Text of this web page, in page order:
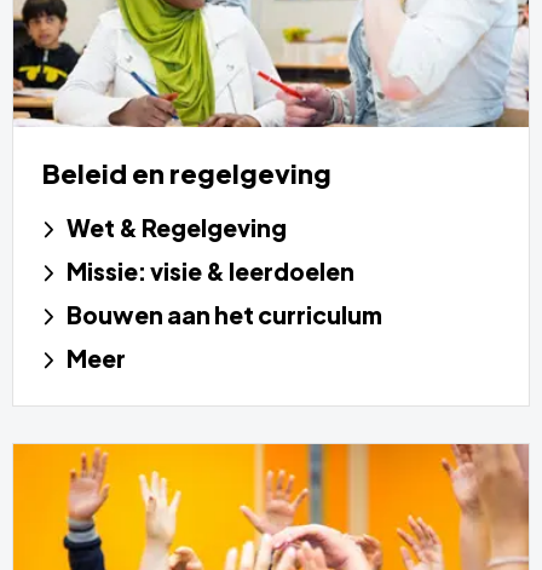
Beleid en regelgeving
Wet & Regelgeving
Missie: visie & leerdoelen
Bouwen aan het curriculum
Meer